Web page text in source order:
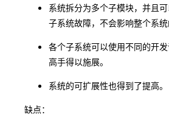
系统拆分为多个子模块，并且可
子系统故障，不会影响整个系统
各个子系统可以使用不同的开
高手得以施展。
系统的可扩展性也得到了提高。
缺点：